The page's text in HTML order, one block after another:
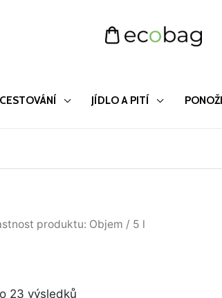
CESTOVÁNÍ JÍDLO A PITÍ
produktu: Objem / 5 l
23 výsledků
Seřazeno